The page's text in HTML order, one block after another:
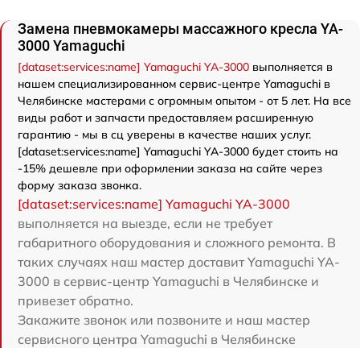
Замена пневмокамеры массажного кресла YA-
3000 Yamaguchi
[dataset:services:name] Yamaguchi YA-3000 выполняется в
нашем специализированном сервис-центре Yamaguchi в
Челябинске мастерами с огромным опытом - от 5 лет. На все
виды работ и запчасти предоставляем расширенную
гарантию - мы в сц уверены в качестве наших услуг.
[dataset:services:name] Yamaguchi YA-3000 будет стоить на
-15% дешевле при оформлении заказа на сайте через
форму заказа звонка.
[dataset:services:name] Yamaguchi YA-3000
выполняется на выезде, если не требует
габаритного оборудования и сложного ремонта. В
таких случаях наш мастер доставит Yamaguchi YA-
3000 в сервис-центр Yamaguchi в Челябинске и
привезет обратно.
Закажите звонок или позвоните и наш мастер
сервисного центра Yamaguchi в Челябинске